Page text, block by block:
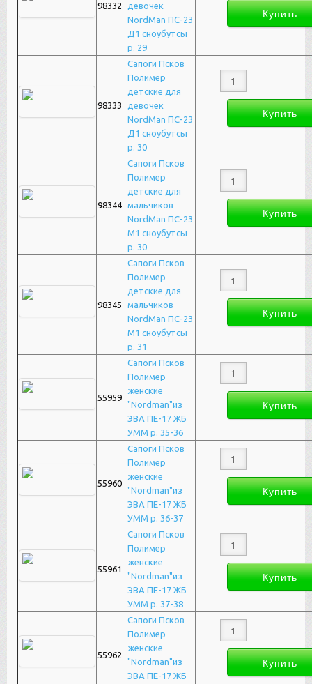
98332
девочек
NordMan ПС-23
Д1 сноубутсы
р. 29
98333
Сапоги Псков
Полимер
детские для
девочек
NordMan ПС-23
Д1 сноубутсы
р. 30
98344
Сапоги Псков
Полимер
детские для
мальчиков
NordMan ПС-23
М1 сноубутсы
р. 30
98345
Сапоги Псков
Полимер
детские для
мальчиков
NordMan ПС-23
М1 сноубутсы
р. 31
55959
Сапоги Псков
Полимер
женские
"Nordman"из
ЭВА ПЕ-17 ЖБ
УММ р. 35-36
55960
Сапоги Псков
Полимер
женские
"Nordman"из
ЭВА ПЕ-17 ЖБ
УММ р. 36-37
55961
Сапоги Псков
Полимер
женские
"Nordman"из
ЭВА ПЕ-17 ЖБ
УММ р. 37-38
55962
Сапоги Псков
Полимер
женские
"Nordman"из
ЭВА ПЕ-17 ЖБ